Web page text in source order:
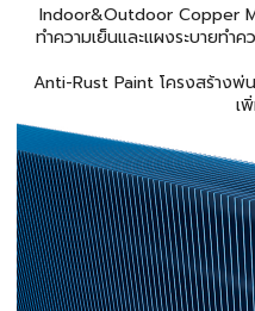
Indoor&Outdoor Copper
ทำความเย็นและแผงระบายท
Anti-Rust Paint โครงสร้าง
เ